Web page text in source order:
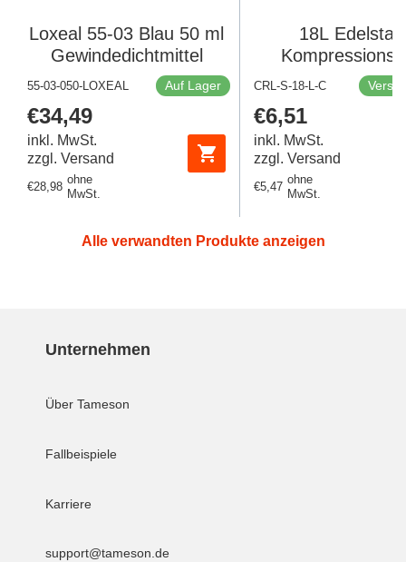
Loxeal 55-03 Blau 50 ml
Gewindedichtmittel
55-03-050-LOXEAL Auf Lager
Regulärer
Preis
€34,49
inkl. MwSt.
zzgl. Versand
Regulärer
€28,98
ohne
MwSt.
18L
CRL-S-18-L-C
Regulärer
Preis
€6,51
inkl. MwSt.
zzgl. Versand
Regulärer
€5,47
ohne
MwSt.
Alle verwandten Produkte anzeigen
Unternehmen
Über Tameson
Fallbeispiele
Karriere
support@tameson.de